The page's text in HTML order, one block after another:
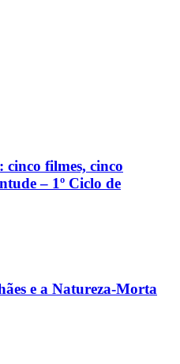
filmes, cinco
– 1º Ciclo de
e a Natureza-Morta